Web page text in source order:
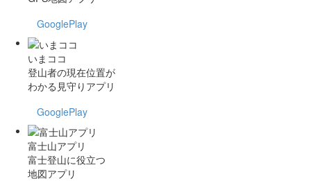
GooglePlay
いまココ
登山者の現在位置が
わかる見守りアプリ
GooglePlay
富士山アプリ
富士登山に役立つ
地図アプリ